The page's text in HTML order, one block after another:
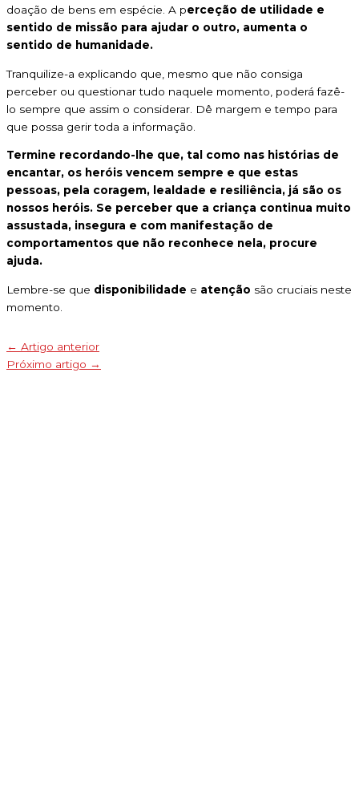
doação de bens em espécie. A perceção de utilidade e
sentido de missão para ajudar o outro, aumenta o
sentido de humanidade.
Tranquilize-a explicando que, mesmo que não consiga
perceber ou questionar tudo naquele momento, poderá fazê-
lo sempre que assim o considerar. Dê margem e tempo para
que possa gerir toda a informação.
Termine recordando-lhe que, tal como nas histórias de
encantar, os heróis vencem sempre e que estas
pessoas, pela coragem, lealdade e resiliência, já são os
nossos heróis. Se perceber que a criança continua muito
assustada, insegura e com manifestação de
comportamentos que não reconhece nela, procure
ajuda.
Lembre-se que disponibilidade e atenção são cruciais neste
momento.
← Artigo anterior
Próximo artigo →